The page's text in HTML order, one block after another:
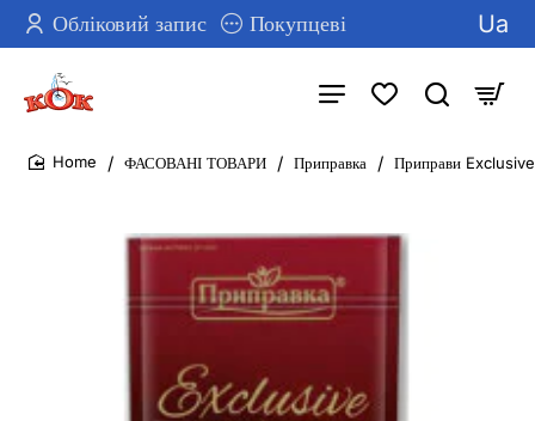
Обліковий запис Покупцеві Ua
ФАСОВАНІ ТОВАРИ Приправка Приправи